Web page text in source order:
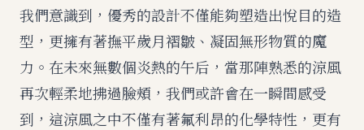
我們意識到，優秀的設計不僅能夠塑造出悅目的造
型，更擁有著撫平歲月褶皺、凝固無形物質的魔
力。在未來無數個炎熱的午后，當那陣熟悉的涼風
再次輕柔地拂過臉頰，我們或許會在一瞬間感受
到，這涼風之中不僅有著氟利昂的化學特性，更有